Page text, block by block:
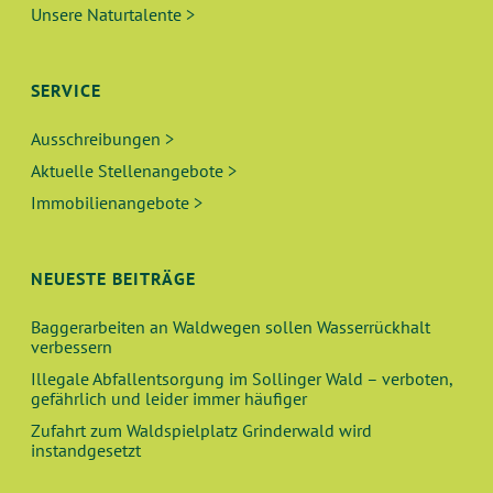
Unsere Naturtalente >
SERVICE
Ausschreibungen >
Aktuelle Stellenangebote >
Immobilienangebote >
NEUESTE BEITRÄGE
Baggerarbeiten an Waldwegen sollen Wasserrückhalt
verbessern
Illegale Abfallentsorgung im Sollinger Wald – verboten,
gefährlich und leider immer häufiger
Zufahrt zum Waldspielplatz Grinderwald wird
instandgesetzt